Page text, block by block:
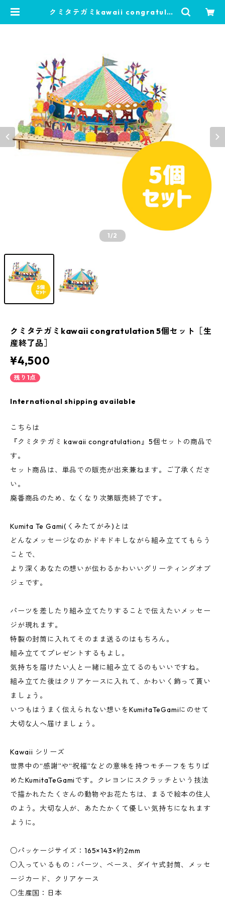
クミタテガミkawaii congratulat
1/2
クミタテガミkawaii congratulation 5個セット［生
産終了品］
¥4,500
残り1点
International shipping available
こちらは
『クミタテガミ kawaii congratulation』5個セットの商品で
す。
セット商品は、単品での販売が出来兼ねます。ご了承くださ
い。
廃番商品のため、なくなり次第販売終了です。
Kumita Te Gami(くみたてがみ)とは
どんなメッセージなのかドキドキしながら組み立ててもらう
ことで、
より深くあなたの想いが伝わるかわいいグリーティングオブ
ジェです。
パーツを差したり組み立てたりすることで伝えたいメッセー
ジが現れます。
特製の封筒に入れてそのまま送るのはもちろん。
組み立ててプレゼントするもよし。
気持ちを届けたい人と一緒に組み立てるのもいいですね。
組み立てた後はクリアケースに入れて、かわいく飾って貰い
ましょう。
いつもはうまく伝えられない想いをKumitaTeGamiにのせて
大切な人へ届けましょう。
Kawaii シリーズ
世界中の“感謝”や“祝福”などの意味を持つモチーフをちりば
めたKumitaTeGamiです。クレヨンにスクラッチという技法
で描かれたたくさんの動物やお花たちは、まるで絵本の住人
のよう。大切な人が、あたたかくて優しい気持ちになれます
ように。
○パッケージサイズ：165×143×約2mm
○入っているもの：パーツ、ベース、ダイヤ式封筒、メッセ
ージカード、クリアケース
○生産国：日本